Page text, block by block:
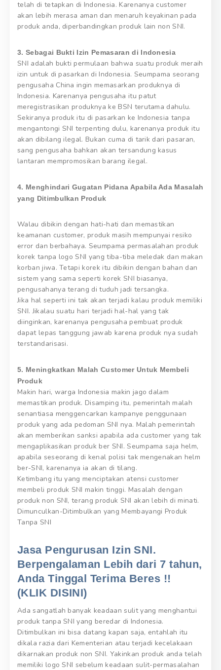
telah di tetapkan di Indonesia. Karenanya customer
akan lebih merasa aman dan menaruh keyakinan pada
produk anda, diperbandingkan produk lain non SNI.
3. Sebagai Bukti Izin Pemasaran di Indonesia
SNI adalah bukti permulaan bahwa suatu produk meraih
izin untuk di pasarkan di Indonesia. Seumpama seorang
pengusaha China ingin memasarkan produknya di
Indonesia. Karenanya pengusaha itu patut
meregistrasikan produknya ke BSN terutama dahulu.
Sekiranya produk itu di pasarkan ke Indonesia tanpa
mengantongi SNI terpenting dulu, karenanya produk itu
akan dibilang ilegal. Bukan cuma di tarik dari pasaran,
sang pengusaha bahkan akan tersandung kasus
lantaran mempromosikan barang ilegal.
4. Menghindari Gugatan Pidana Apabila Ada Masalah
yang Ditimbulkan Produk
Walau dibikin dengan hati-hati dan memastikan
keamanan customer, produk masih mempunyai resiko
error dan berbahaya. Seumpama permasalahan produk
korek tanpa logo SNI yang tiba-tiba meledak dan makan
korban jiwa. Tetapi korek itu dibikin dengan bahan dan
sistem yang sama seperti korek SNI biasanya,
pengusahanya terang di tuduh jadi tersangka.
Jika hal seperti ini tak akan terjadi kalau produk memiliki
SNI. Jikalau suatu hari terjadi hal-hal yang tak
diinginkan, karenanya pengusaha pembuat produk
dapat lepas tanggung jawab karena produk nya sudah
terstandarisasi.
5. Meningkatkan Malah Customer Untuk Membeli
Produk
Makin hari, warga Indonesia makin jago dalam
memastikan produk. Disamping itu, pemerintah malah
senantiasa menggencarkan kampanye penggunaan
produk yang ada pedoman SNI nya. Malah pemerintah
akan memberikan sanksi apabila ada customer yang tak
mengaplikasikan produk ber SNI. Seumpama saja helm,
apabila seseorang di kenal polisi tak mengenakan helm
ber-SNI, karenanya ia akan di tilang.
Ketimbang itu yang menciptakan atensi customer
membeli produk SNI makin tinggi. Masalah dengan
produk non SNI, terang produk SNI akan lebih di minati.
Dimunculkan-Ditimbulkan yang Membayangi Produk
Tanpa SNI
Jasa Pengurusan Izin SNI.
Berpengalaman Lebih dari 7 tahun,
Anda Tinggal Terima Beres !!
(KLIK DISINI)
Ada sangatlah banyak keadaan sulit yang menghantui
produk tanpa SNI yang beredar di Indonesia.
Ditimbulkan ini bisa datang kapan saja, entahlah itu
dikala razia dari Kementerian atau terjadi kecelakaan
dikarnakan produk non SNI. Yakinkan produk anda telah
memiliki logo SNI sebelum keadaan sulit-permasalahan